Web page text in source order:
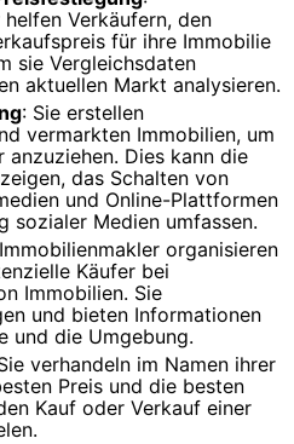
Verkäufern, den
für ihre Immobilie
sie Vergleichsdaten
aktuellen Markt analysieren.
: Sie erstellen
vermarkten Immobilien, um
anzuziehen. Dies kann die
das Schalten von
und Online-Plattformen
sozialer Medien umfassen.
organisieren
Käufer bei
Immobilien. Sie
und bieten Informationen
und die Umgebung.
verhandeln im Namen ihrer
Preis und die besten
Kauf oder Verkauf einer